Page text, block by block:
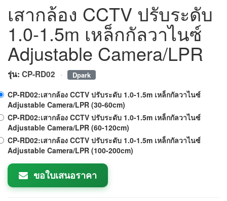
เสากล้อง CCTV ปรับระดับ
1.0-1.5m เหล็กกัลวาไนซ์
Adjustable Camera/LPR
รุ่น: CP-RD02 · Dpark
CP-RD02:เสากล้อง CCTV ปรับระดับ 1.0-1.5m เหล็กกัลวาไนซ์
Adjustable Camera/LPR (30-60cm)
CP-RD02:เสากล้อง CCTV ปรับระดับ 1.0-1.5m เหล็กกัลวาไนซ์
Adjustable Camera/LPR (60-120cm)
CP-RD02:เสากล้อง CCTV ปรับระดับ 1.0-1.5m เหล็กกัลวาไนซ์
Adjustable Camera/LPR (100-200cm)
ขอใบเสนอราคา